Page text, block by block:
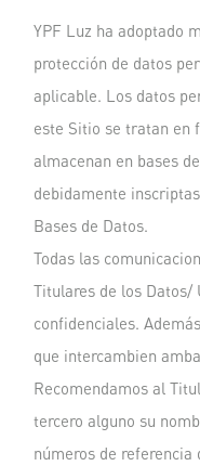
YPF Luz ha adoptado
protección de datos
aplicable. Los datos
este Sitio se tratan en
almacenan en bases
debidamente
Bases de Datos.
Todas las
Titulares de los Datos/
confidenciales.
que intercambien
Recomendamos al
tercero alguno su
números de referencia